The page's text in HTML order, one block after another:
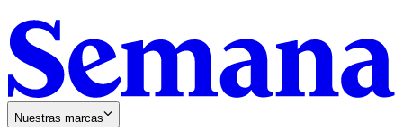
Nuestras marcas